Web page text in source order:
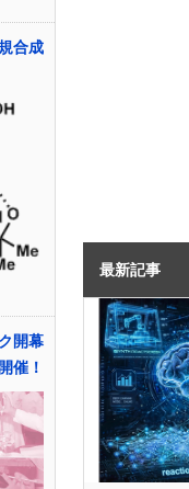
合成
開幕
催！
最新記事